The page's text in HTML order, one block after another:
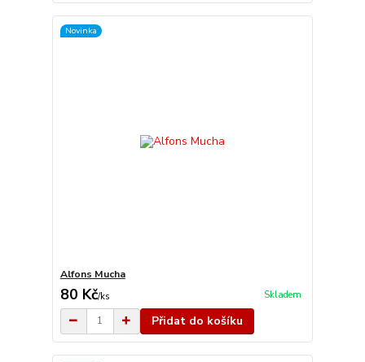
Novinka
Alfons Mucha
80 Kč/ks Skladem
Přidat do košíku